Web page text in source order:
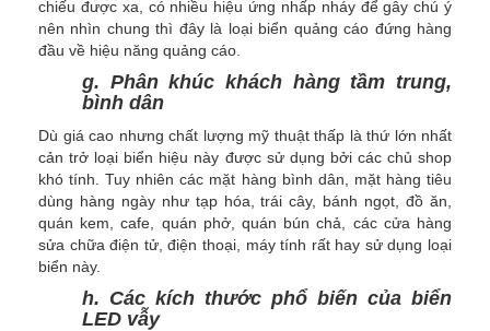
chiếu được xa, có nhiều hiệu ứng nhấp nháy để gây chú ý
nên nhìn chung thì đây là loại biển quảng cáo đứng hàng
đầu về hiệu năng quảng cáo.
g. Phân khúc khách hàng tầm trung,
bình dân
Dù giá cao nhưng chất lượng mỹ thuật thấp là thứ lớn nhất
cản trở loại biển hiệu này được sử dụng bởi các chủ shop
khó tính. Tuy nhiên các mặt hàng bình dân, mặt hàng tiêu
dùng hàng ngày như tạp hóa, trái cây, bánh ngọt, đồ ăn,
quán kem, cafe, quán phở, quán bún chả, các cửa hàng
sửa chữa điện tử, điện thoại, máy tính rất hay sử dụng loại
biển này.
h. Các kích thước phổ biến của biển
LED vẫy